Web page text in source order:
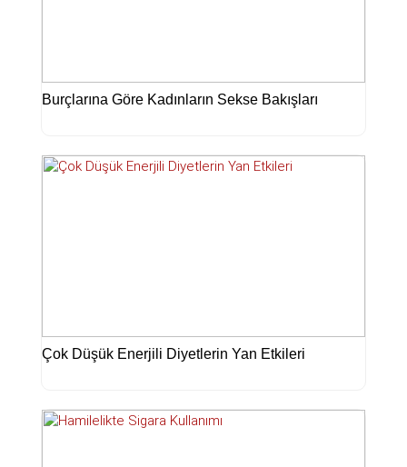
Burçlarına Göre Kadınların Sekse Bakışları
Çok Düşük Enerjili Diyetlerin Yan Etkileri